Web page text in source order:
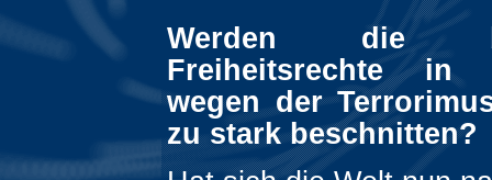
Werden die
Freiheitsrechte in
wegen der
zu stark beschnitten?